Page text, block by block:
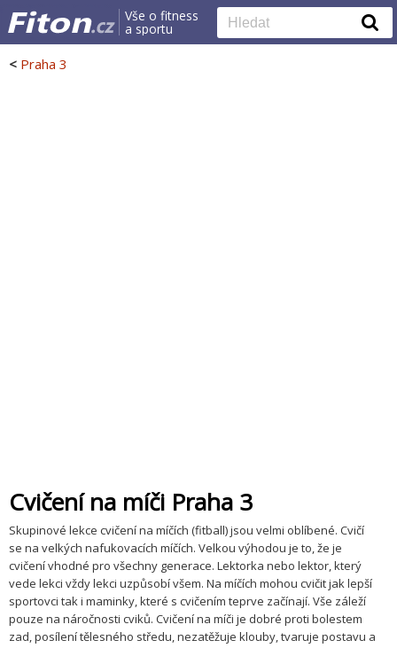
Vše o fitness
a sportu
< Praha 3
Cvičení na míči Praha 3
Skupinové lekce cvičení na míčích (fitball) jsou velmi oblíbené. Cvičí
se na velkých nafukovacích míčích. Velkou výhodou je to, že je
cvičení vhodné pro všechny generace. Lektorka nebo lektor, který
vede lekci vždy lekci uzpůsobí všem. Na míčích mohou cvičit jak lepší
sportovci tak i maminky, které s cvičením teprve začínají. Vše záleží
pouze na náročnosti cviků. Cvičení na míči je dobré proti bolestem
zad, posílení tělesného středu, nezatěžuje klouby, tvaruje postavu a